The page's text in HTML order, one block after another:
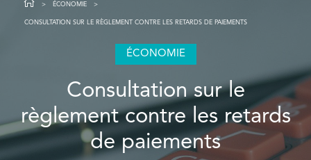
ÉCONOMIE
CONSULTATION SUR LE RÈGLEMENT CONTRE LES RETARDS DE PAIEMENTS
ÉCONOMIE
Consultation sur le
règlement contre les retards
de paiements